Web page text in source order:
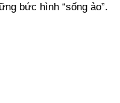
bức hình “sống ảo”.